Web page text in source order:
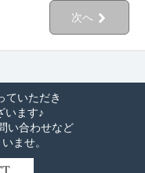
次へ
ていただき
います♪
い合わせなど
ませ。